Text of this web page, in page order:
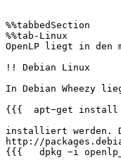
%%tabbedSection
%%tab-Linux
OpenLP liegt in
!! Debian Linux
In Debian Wheezy
{{{  apt−get install
installiert werden.
http://
{{{   dpkg −i